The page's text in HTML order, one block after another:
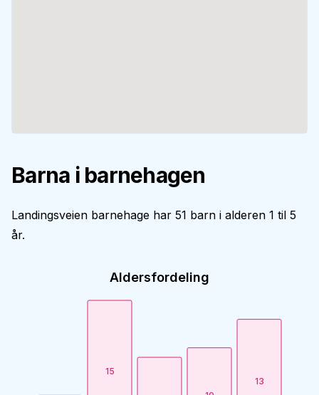
Barna i barnehagen
Landingsveien barnehage har 51 barn i alderen 1 til 5
år.
Aldersfordeling
15
13